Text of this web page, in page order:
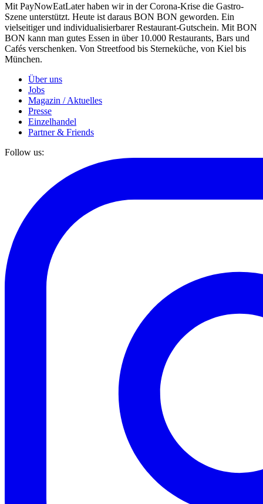
Mit PayNowEatLater haben wir in der Corona-Krise die Gastro-
Szene unterstützt. Heute ist daraus BON BON geworden. Ein
vielseitiger und individualisierbarer Restaurant-Gutschein. Mit BON
BON kann man gutes Essen in über 10.000 Restaurants, Bars und
Cafés verschenken. Von Streetfood bis Sterneküche, von Kiel bis
München.
Über uns
Jobs
Magazin / Aktuelles
Presse
Einzelhandel
Partner & Friends
Follow us: